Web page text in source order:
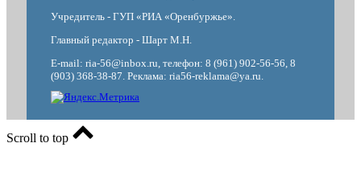
Учредитель - ГУП «РИА «Оренбуржье».
Главный редактор - Шарт М.Н.
E-mail: ria-56@inbox.ru, телефон: 8 (961) 902-56-56, 8
(903) 368-38-87. Реклама: ria56-reklama@ya.ru.
Scroll to top